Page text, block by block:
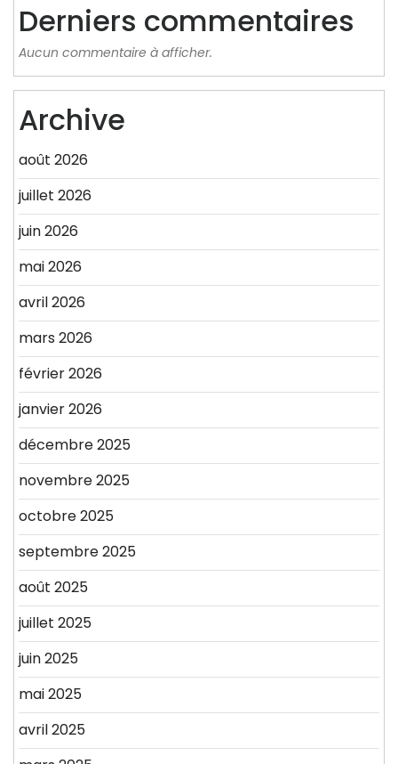
Derniers commentaires
Aucun commentaire à afficher.
Archive
août 2026
juillet 2026
juin 2026
mai 2026
avril 2026
mars 2026
février 2026
janvier 2026
décembre 2025
novembre 2025
octobre 2025
septembre 2025
août 2025
juillet 2025
juin 2025
mai 2025
avril 2025